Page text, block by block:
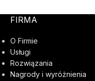
FIRMA
O Firmie
Usługi
Rozwiązania
Nagrody i wyróżnienia